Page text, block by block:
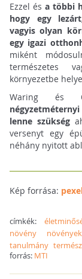
Ezzel és a többi
hogy egy
vagyis olyan
egy igazi
miként
természetes
környezetbe
Waring és
lenne szükség
versenyt egy
néhány nyitott
Kép forrása:
címkék:
növény
növények
tanulmány
forrás: MTI